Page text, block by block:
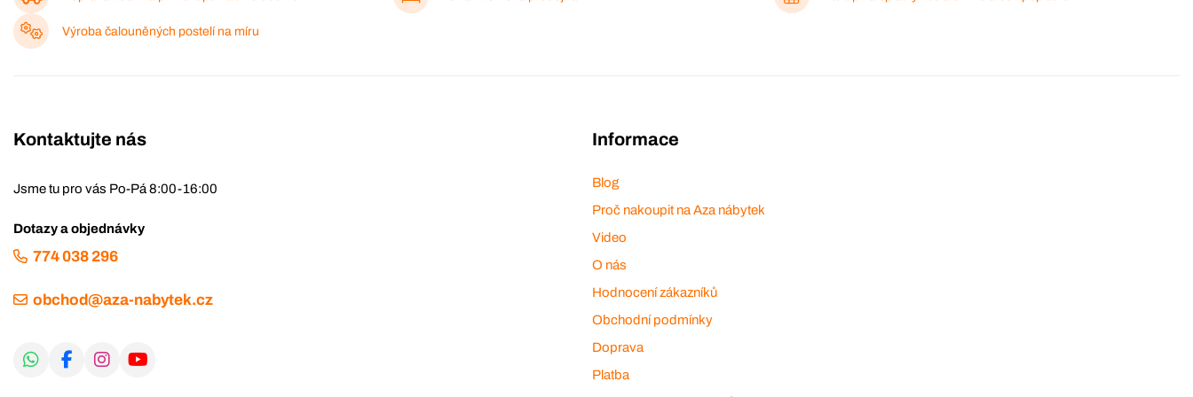
Výroba čalouněných postelí na míru
Kontaktujte nás
Jsme tu pro vás Po-Pá 8:00-16:00
Dotazy a objednávky
774 038 296
obchod@aza-nabytek.cz
Informace
Blog
Proč nakoupit na Aza nábytek
Video
O nás
Hodnocení zákazníků
Obchodní podmínky
Doprava
Platba